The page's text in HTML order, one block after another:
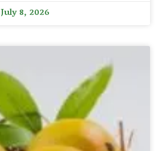
July 8, 2026